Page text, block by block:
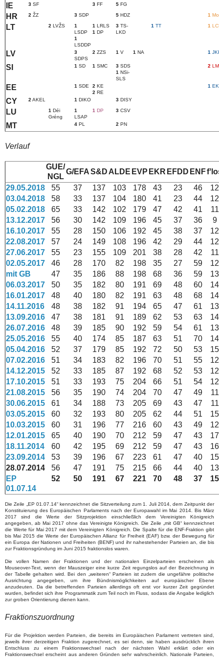
IE 3 SF 3 FF 5 FG
HR 2 ŽZ 3 SDP 5 HDZ 1
LT 2 LVŽS
1
LSDP
1
LSDDP
1 LRLS
1 DP
3 TS-
LKD
1 TT 1
LV
3
SDPS
2 ZZS 1 V 1 NA 1
SI 1 SD 1 SMC 3 SDS
1 NSi-
SLS
2
EE 1 SDE 2 KE
2 RE
1
CY 2 AKEL 1 DIKO 3 DISY
LU 1 Déi
Gréng
1
LSAP
1 DP 3 CSV
MT 4 PL 2 PN
Verlauf
GUE/
NGL
G/EFAS&D ALDE EVP EKR EFDD ENF
29.05.2018
55 37 137 103 178 43 23 46
12
03.04.2018
58 33 137 104 180 41 23 44
12
05.02.2018
65 33 142 102 179 47 42 41
11
13.12.2017
56 30 142 109 196 45 37 36
9
16.10.2017
55 28 150 106 192 45 38 37
12
22.08.2017
57 24 149 108 196 42 29 44
12
27.06.2017
55 23 155 109 201 38 28 42
11
02.05.2017
46 28 170 82 198 35 27 59
12
mit GB
47 35 186 88 198 68 36 59
13
06.03.2017
50 35 182 80 191 69 48 60
14
16.01.2017
48 40 180 82 191 63 48 68
14
14.11.2016
48 38 182 91 194 65 47 61
13
13.09.2016
47 38 181 91 189 62 53 63
14
26.07.2016
48 39 185 90 192 59 54 61
13
25.05.2016
55 40 174 85 187 63 51 70
14
05.04.2016
52 37 179 85 192 72 50 53
15
07.02.2016
51 34 183 82 196 70 51 55
12
14.12.2015
52 33 185 87 192 68 52 53
12
17.10.2015
51 33 193 75 204 66 51 54
12
21.08.2015
56 35 190 74 204 70 47 49
11
30.06.2015
61 34 188 73 205 69 43 47
11
03.05.2015
60 32 193 80 205 62 44 51
15
10.03.2015
60 31 196 77 216 60 43 49
12
12.01.2015
65 40 190 70 212 59 47 43
17
18.11.2014
60 42 195 69 212 59 47 43
16
23.09.2014
53 39 196 67 223 61 47 40
15
28.07.2014
56 47 191 75 215 66 44 40
13
EP
01.07.14
52 50 191 67 221 70 48 37 15
Die Zeile „EP 01.07.14“ kennzeichnet die Sitzverteilung zum 1. Juli 2014, dem Zeitpunkt der
Konstituierung des Europäischen Parlaments nach der Europawahl im Mai 2014. Bis März
2017 sind die Werte der Sitzprojektion einschließlich dem Vereinigten Königreich
angegeben, ab Mai 2017 ohne das Vereinigte Königreich. Die Zeile „mit GB“ kennzeichnet
die Werte für Mai 2017 mit dem Vereinigten Königreich. Die Spalte für die ENF-Fraktion gibt
bis Mai 2015 die Werte der Europäischen Allianz für Freiheit (EAF) bzw. der Bewegung für
ein Europa der Nationen und Freiheiten (BENF) und ihr nahestehender Parteien an, die bis
zur Fraktionsgründung im Juni 2015 fraktionslos waren.
Die vollen Namen der Fraktionen und der nationalen Einzelparteien erscheinen als
Mouseover-Text, wenn der Mauszeiger eine kurze Zeit regungslos auf der Bezeichnung in
der Tabelle gehalten wird. Bei den „weiteren“ Parteien ist zudem die ungefähre politische
Ausrichtung angegeben, um ihre Bündnismöglichkeiten auf europäischer Ebene
anzudeuten. Da die betreffenden Parteien allerdings oft erst vor kurzer Zeit gegründet
wurden, befindet sich ihre Programmatik zum Teil noch im Fluss, sodass die Angabe lediglich
zur groben Orientierung dienen kann.
Fraktionszuordnung
Für die Projektion werden Parteien, die bereits im Europäischen Parlament vertreten sind,
jeweils ihrer derzeitigen Fraktion zugerechnet, es sei denn, sie haben ausdrücklich ihren
Entschluss zu einem Fraktionswechsel nach der nächsten Wahl erklärt oder ein
Fraktionswechsel erscheint aus anderen Gründen sehr wahrscheinlich. Nationale Parteien,